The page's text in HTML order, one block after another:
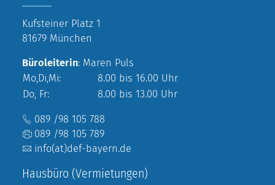
Kufsteiner Platz 1
81679 München
Büroleiterin: Maren Puls
Mo,Di,Mi:
8.00 bis 16.00 Uhr
Do, Fr:
8.00 bis 13.00 Uhr
089 /98 105 788
089 /98 105 789
info(at)def-bayern.de
Hausbüro (Vermietungen)